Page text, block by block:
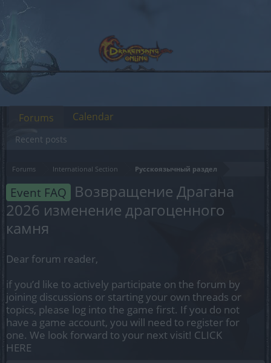
Forums International Section Русскоязычный раздел
Event FAQ Возвращение Драгана
2026 изменение драгоценного
камня
Dear forum reader,
if you’d like to actively participate on the forum by
joining discussions or starting your own threads or
topics, please log into the game first. If you do not
have a game account, you will need to register for
one. We look forward to your next visit! CLICK
HERE
Forums
Recent posts
Calendar